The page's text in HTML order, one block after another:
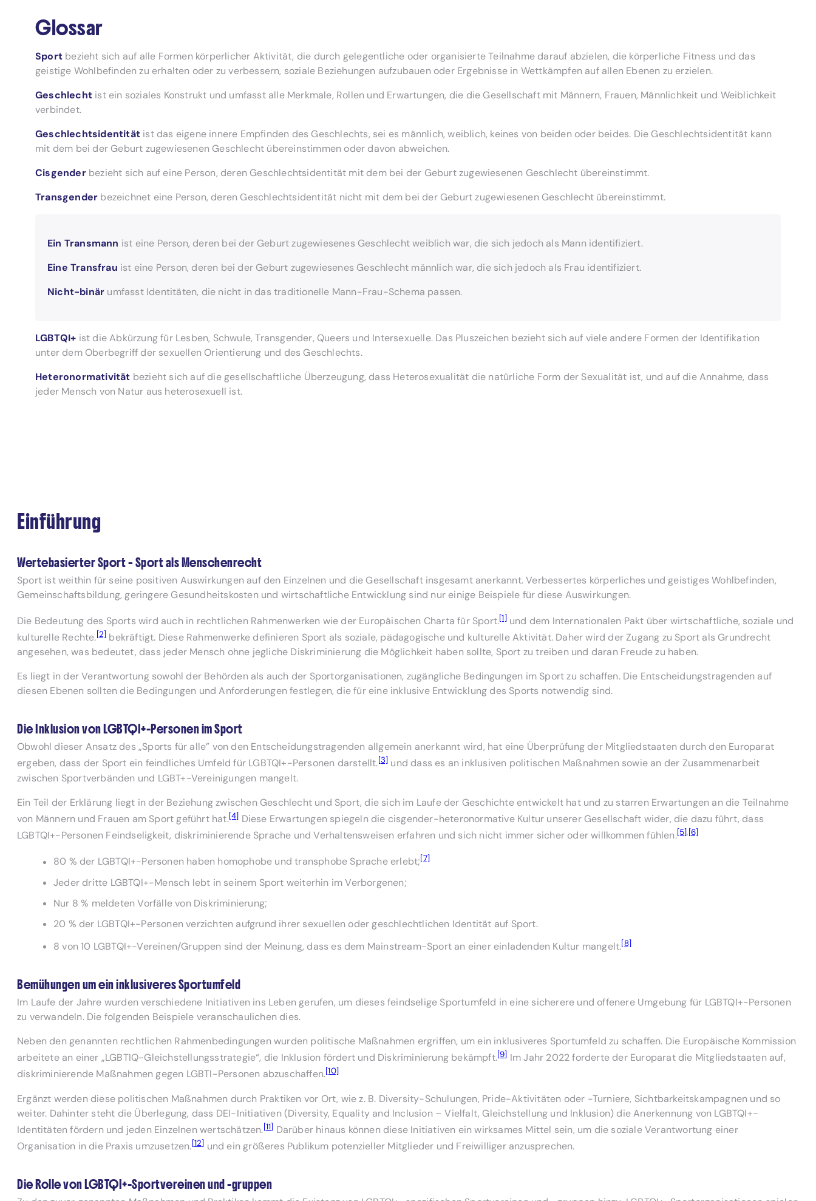
Glossar
Sport bezieht sich auf alle Formen körperlicher Aktivität, die durch gelegentliche oder organisierte Teilnahme darauf abzielen, die körperliche Fitness und das
geistige Wohlbefinden zu erhalten oder zu verbessern, soziale Beziehungen aufzubauen oder Ergebnisse in Wettkämpfen auf allen Ebenen zu erzielen.
Geschlecht ist ein soziales Konstrukt und umfasst alle Merkmale, Rollen und Erwartungen, die die Gesellschaft mit Männern, Frauen, Männlichkeit und Weiblichkeit
verbindet.
Geschlechtsidentität ist das eigene innere Empfinden des Geschlechts, sei es männlich, weiblich, keines von beiden oder beides. Die Geschlechtsidentität kann
mit dem bei der Geburt zugewiesenen Geschlecht übereinstimmen oder davon abweichen.
Cisgender bezieht sich auf eine Person, deren Geschlechtsidentität mit dem bei der Geburt zugewiesenen Geschlecht übereinstimmt.
Transgender bezeichnet eine Person, deren Geschlechtsidentität nicht mit dem bei der Geburt zugewiesenen Geschlecht übereinstimmt.
Ein Transmann ist eine Person, deren bei der Geburt zugewiesenes Geschlecht weiblich war, die sich jedoch als Mann identifiziert.
Eine Transfrau ist eine Person, deren bei der Geburt zugewiesenes Geschlecht männlich war, die sich jedoch als Frau identifiziert.
Nicht-binär umfasst Identitäten, die nicht in das traditionelle Mann-Frau-Schema passen.
LGBTQI+ ist die Abkürzung für Lesben, Schwule, Transgender, Queers und Intersexuelle. Das Pluszeichen bezieht sich auf viele andere Formen der Identifikation
unter dem Oberbegriff der sexuellen Orientierung und des Geschlechts.
Heteronormativität bezieht sich auf die gesellschaftliche Überzeugung, dass Heterosexualität die natürliche Form der Sexualität ist, und auf die Annahme, dass
jeder Mensch von Natur aus heterosexuell ist.
Einführung
Wertebasierter Sport – Sport als Menschenrecht
Sport ist weithin für seine positiven Auswirkungen auf den Einzelnen und die Gesellschaft insgesamt anerkannt. Verbessertes körperliches und geistiges Wohlbefinden,
Gemeinschaftsbildung, geringere Gesundheitskosten und wirtschaftliche Entwicklung sind nur einige Beispiele für diese Auswirkungen.
Die Bedeutung des Sports wird auch in rechtlichen Rahmenwerken wie der Europäischen Charta für Sport.[1]und dem Internationalen Pakt über wirtschaftliche, soziale und
kulturelle Rechte.[2] bekräftigt. Diese Rahmenwerke definieren Sport als soziale, pädagogische und kulturelle Aktivität. Daher wird der Zugang zu Sport als Grundrecht
angesehen, was bedeutet, dass jeder Mensch ohne jegliche Diskriminierung die Möglichkeit haben sollte, Sport zu treiben und daran Freude zu haben.
Es liegt in der Verantwortung sowohl der Behörden als auch der Sportorganisationen, zugängliche Bedingungen im Sport zu schaffen. Die Entscheidungstragenden auf
diesen Ebenen sollten die Bedingungen und Anforderungen festlegen, die für eine inklusive Entwicklung des Sports notwendig sind.
Die Inklusion von LGBTQI+-Personen im Sport
Obwohl dieser Ansatz des „Sports für alle” von den Entscheidungstragenden allgemein anerkannt wird, hat eine Überprüfung der Mitgliedstaaten durch den Europarat
ergeben, dass der Sport ein feindliches Umfeld für LGBTQI+-Personen darstellt.[3] und dass es an inklusiven politischen Maßnahmen sowie an der Zusammenarbeit
zwischen Sportverbänden und LGBT+-Vereinigungen mangelt.
Ein Teil der Erklärung liegt in der Beziehung zwischen Geschlecht und Sport, die sich im Laufe der Geschichte entwickelt hat und zu starren Erwartungen an die Teilnahme
von Männern und Frauen am Sport geführt hat.[4] Diese Erwartungen spiegeln die cisgender-heteronormative Kultur unserer Gesellschaft wider, die dazu führt, dass
LGBTQI+-Personen Feindseligkeit, diskriminierende Sprache und Verhaltensweisen erfahren und sich nicht immer sicher oder willkommen fühlen.[5],[6]
80 % der LGBTQI+-Personen haben homophobe und transphobe Sprache erlebt;[7]
Jeder dritte LGBTQI+-Mensch lebt in seinem Sport weiterhin im Verborgenen;
Nur 8 % meldeten Vorfälle von Diskriminierung;
20 % der LGBTQI+-Personen verzichten aufgrund ihrer sexuellen oder geschlechtlichen Identität auf Sport.
8 von 10 LGBTQI+-Vereinen/Gruppen sind der Meinung, dass es dem Mainstream-Sport an einer einladenden Kultur mangelt.[8]
Bemühungen um ein inklusiveres Sportumfeld
Im Laufe der Jahre wurden verschiedene Initiativen ins Leben gerufen, um dieses feindselige Sportumfeld in eine sicherere und offenere Umgebung für LGBTQI+-Personen
zu verwandeln. Die folgenden Beispiele veranschaulichen dies.
Neben den genannten rechtlichen Rahmenbedingungen wurden politische Maßnahmen ergriffen, um ein inklusiveres Sportumfeld zu schaffen. Die Europäische Kommission
arbeitete an einer „LGBTIQ-Gleichstellungsstrategie“, die Inklusion fördert und Diskriminierung bekämpft.[9] Im Jahr 2022 forderte der Europarat die Mitgliedstaaten auf,
diskriminierende Maßnahmen gegen LGBTI-Personen abzuschaffen.[10]
Ergänzt werden diese politischen Maßnahmen durch Praktiken vor Ort, wie z. B. Diversity-Schulungen, Pride-Aktivitäten oder -Turniere, Sichtbarkeitskampagnen und so
weiter. Dahinter steht die Überlegung, dass DEI-Initiativen (Diversity, Equality and Inclusion – Vielfalt, Gleichstellung und Inklusion) die Anerkennung von LGBTQI+-
Identitäten fördern und jeden Einzelnen wertschätzen.[11] Darüber hinaus können diese Initiativen ein wirksames Mittel sein, um die soziale Verantwortung einer
Organisation in die Praxis umzusetzen.[12] und ein größeres Publikum potenzieller Mitglieder und Freiwilliger anzusprechen.
Die Rolle von LGBTQI+-Sportvereinen und -gruppen